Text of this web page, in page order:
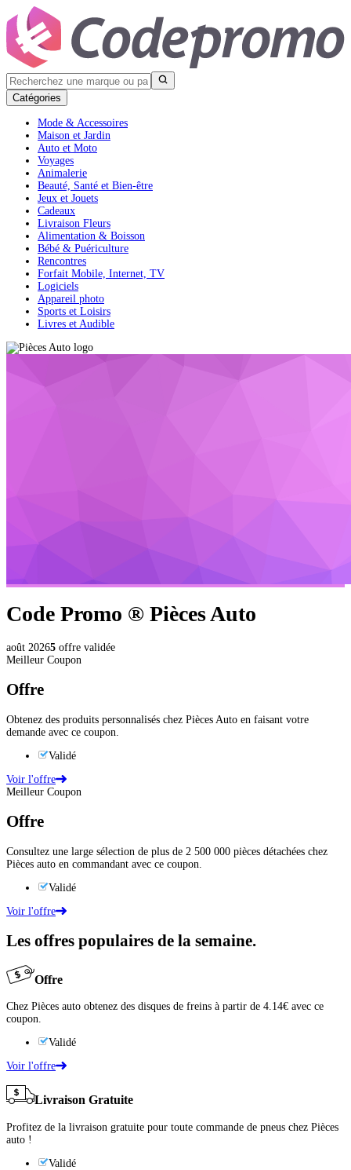
Catégories
Mode & Accessoires
Maison et Jardin
Auto et Moto
Voyages
Animalerie
Beauté, Santé et Bien-être
Jeux et Jouets
Cadeaux
Livraison Fleurs
Alimentation & Boisson
Bébé & Puériculture
Rencontres
Forfait Mobile, Internet, TV
Logiciels
Appareil photo
Sports et Loisirs
Livres et Audible
Code Promo ® Pièces Auto
août 20265 offre validée
Meilleur Coupon
Offre
Obtenez des produits personnalisés chez Pièces Auto en faisant votre
demande avec ce coupon.
Validé
Voir l'offre
Meilleur Coupon
Offre
Consultez une large sélection de plus de 2 500 000 pièces détachées chez
Pièces auto en commandant avec ce coupon.
Validé
Voir l'offre
Les offres populaires de la semaine.
Offre
Chez Pièces auto obtenez des disques de freins à partir de 4.14€ avec ce
coupon.
Validé
Voir l'offre
Livraison Gratuite
Profitez de la livraison gratuite pour toute commande de pneus chez Pièces
auto !
Validé